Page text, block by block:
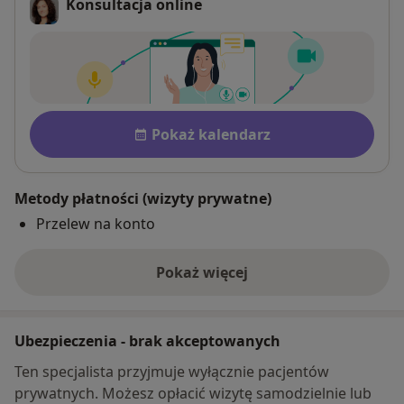
Konsultacja online
Dostępność
Pokaż kalendarz
Metody płatności (wizyty prywatne)
Przelew na konto
Pokaż więcej
o adresie
Ubezpieczenia - brak akceptowanych
Ten specjalista przyjmuje wyłącznie pacjentów
prywatnych. Możesz opłacić wizytę samodzielnie lub